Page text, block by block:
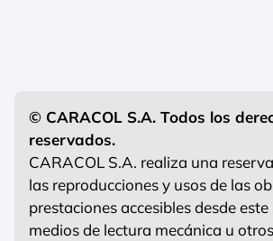
© CARACOL S.A. Todos los
reservados.
CARACOL S.A. realiza una
las reproducciones y usos de las
prestaciones accesibles desde
medios de lectura mecánica u